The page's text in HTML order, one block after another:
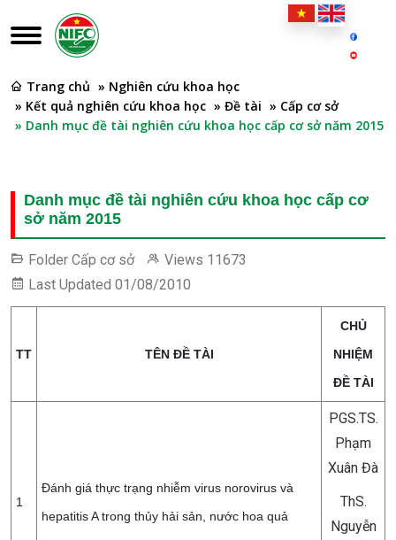
Trang chủ » Nghiên cứu khoa học
» Kết quả nghiên cứu khoa học » Đề tài » Cấp cơ sở
» Danh mục đề tài nghiên cứu khoa học cấp cơ sở năm 2015
Danh mục đề tài nghiên cứu khoa học cấp cơ
sở năm 2015
Folder Cấp cơ sở Views 11673
Last Updated 01/08/2010
TT TÊN ĐỀ TÀI
CHỦ
NHIỆM
ĐỀ TÀI
1
Đánh giá thực trạng nhiễm virus norovirus và
hepatitis A trong thủy hải sản, nước hoa quả
PGS.TS.
Phạm
Xuân Đà
ThS.
Nguyễn